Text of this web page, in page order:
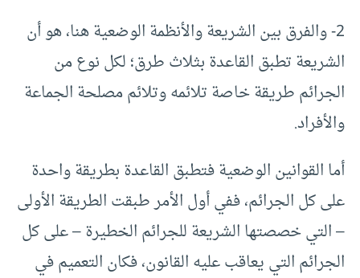
2- والفرق بين الشريعة والأنظمة الوضعية هنا، هو أن
الشريعة تطبق القاعدة بثلاث طرق؛ لكل نوع من
الجرائم طريقة خاصة تلائمه وتلائم مصلحة الجماعة
والأفراد.
أما القوانين الوضعية فتطبق القاعدة بطريقة واحدة
على كل الجرائم، ففي أول الأمر طبقت الطريقة الأولى
– التي خصصتها الشريعة للجرائم الخطيرة – على كل
الجرائم التي يعاقب عليه القانون، فكان التعميم في